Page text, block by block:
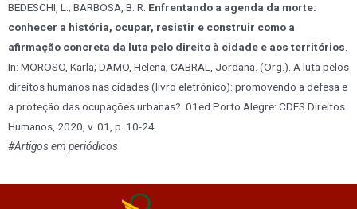
BEDESCHI, L.; BARBOSA, B. R. Enfrentando a agenda da morte:
conhecer a história, ocupar, resistir e construir como a
afirmação concreta da luta pelo direito à cidade e aos territórios
In: MOROSO, Karla; DAMO, Helena; CABRAL, Jordana. (Org.). A luta pelos
direitos humanos nas cidades (livro eletrônico): promovendo a defesa e
a proteção das ocupações urbanas?. 01ed.Porto Alegre: CDES Direitos
Humanos, 2020, v. 01, p. 10-24.
#Artigos em periódicos